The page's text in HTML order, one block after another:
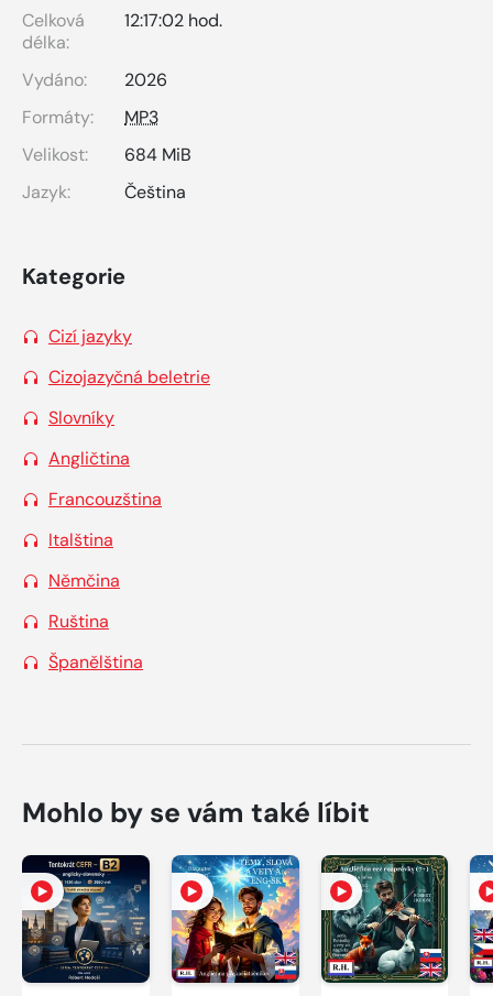
Celková
délka:
12:17:02 hod.
Vydáno:
2026
Formáty:
MP3
Velikost:
684 MiB
Jazyk:
Čeština
Kategorie
Cizí jazyky
Cizojazyčná beletrie
Slovníky
Angličtina
Francouzština
Italština
Němčina
Ruština
Španělština
Mohlo by se vám také líbit